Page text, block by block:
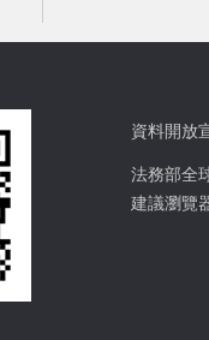
資料開放
法務部全
建議瀏覽